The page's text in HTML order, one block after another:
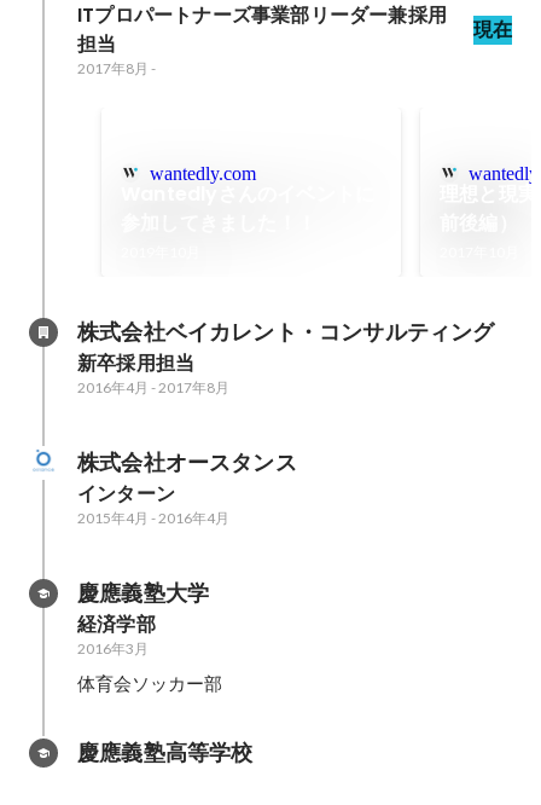
ITプロパートナーズ事業部リーダー兼採用
担当
現在
2017年8月 -
wantedly.com
株式会社ベイカレント・コンサルティング
新卒採用担当
2016年4月 - 2017年8月
株式会社オースタンス
インターン
2015年4月 - 2016年4月
慶應義塾大学
経済学部
2016年3月
体育会ソッカー部
慶應義塾高等学校